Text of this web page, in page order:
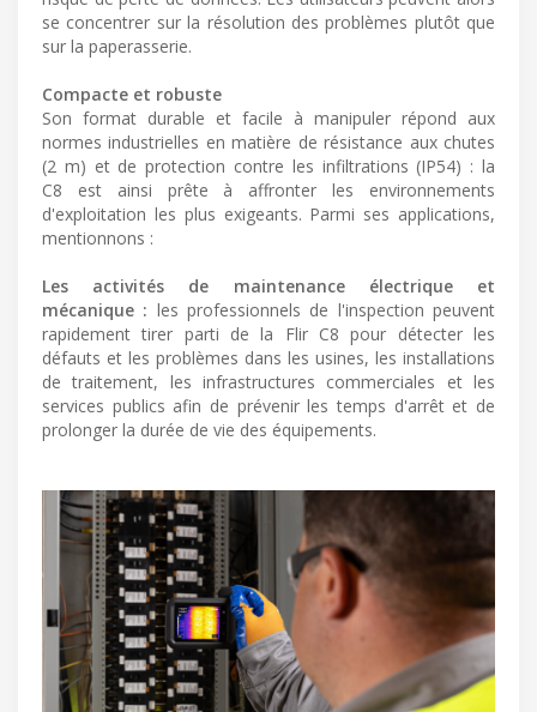
se concentrer sur la résolution des problèmes plutôt que
sur la paperasserie.
Compacte et robuste
Son format durable et facile à manipuler répond aux
normes industrielles en matière de résistance aux chutes
(2 m) et de protection contre les infiltrations (IP54) : la
C8 est ainsi prête à affronter les environnements
d'exploitation les plus exigeants. Parmi ses applications,
mentionnons :
Les activités de maintenance électrique et
mécanique : les professionnels de l'inspection peuvent
rapidement tirer parti de la Flir C8 pour détecter les
défauts et les problèmes dans les usines, les installations
de traitement, les infrastructures commerciales et les
services publics afin de prévenir les temps d'arrêt et de
prolonger la durée de vie des équipements.